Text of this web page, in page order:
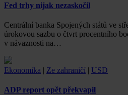
Fed trhy nijak nezaskočil
Centrální banka Spojených států ve
úrokovou sazbu o čtvrt procentního
v návaznosti na…
Ekonomika | Ze zahraničí | USD
ADP report opět překvapil